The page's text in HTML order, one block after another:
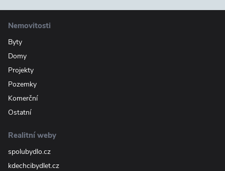
Nemovitosti
Byty
Domy
Projekty
Pozemky
Komerční
Ostatní
Realitní weby
spolubydlo.cz
kdechcibydlet.cz